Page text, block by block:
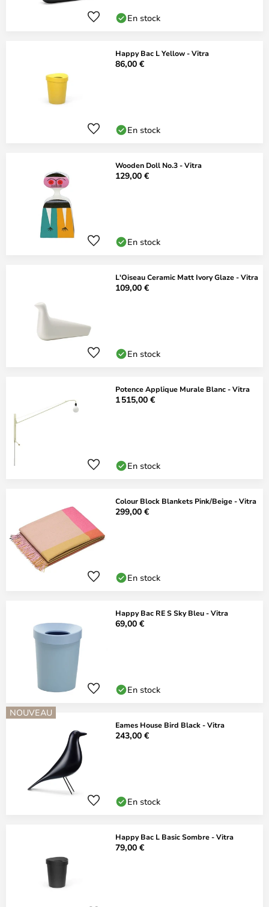
En stock
Happy Bac L Yellow - Vitra
86,00 €
En stock
Wooden Doll No.3 - Vitra
129,00 €
En stock
L'Oiseau Ceramic Matt Ivory Glaze - Vitra
109,00 €
En stock
Potence Applique Murale Blanc - Vitra
1 515,00 €
En stock
Colour Block Blankets Pink/Beige - Vitra
299,00 €
En stock
Happy Bac RE S Sky Bleu - Vitra
69,00 €
En stock
NOUVEAU
Eames House Bird Black - Vitra
243,00 €
En stock
Happy Bac L Basic Sombre - Vitra
79,00 €